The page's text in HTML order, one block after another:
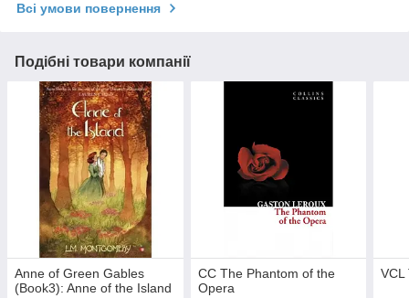
Всі умови повернення
Подібні товари компанії
Anne of Green Gables
(Book3): Anne of the Island
CC The Phantom of the
Opera
VCL